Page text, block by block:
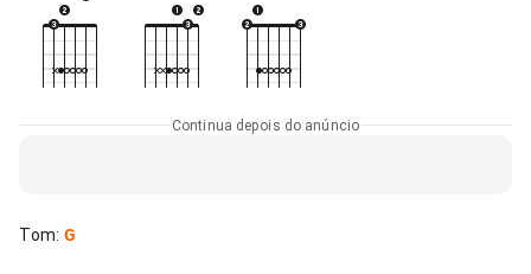
Continua depois do anúncio
Tom: G